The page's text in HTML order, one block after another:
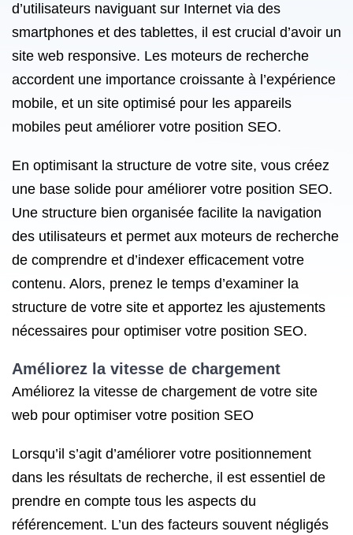
d’utilisateurs naviguant sur Internet via des
smartphones et des tablettes, il est crucial d’avoir un
site web responsive. Les moteurs de recherche
accordent une importance croissante à l’expérience
mobile, et un site optimisé pour les appareils
mobiles peut améliorer votre position SEO.
En optimisant la structure de votre site, vous créez
une base solide pour améliorer votre position SEO.
Une structure bien organisée facilite la navigation
des utilisateurs et permet aux moteurs de recherche
de comprendre et d’indexer efficacement votre
contenu. Alors, prenez le temps d’examiner la
structure de votre site et apportez les ajustements
nécessaires pour optimiser votre position SEO.
Améliorez la vitesse de chargement
Améliorez la vitesse de chargement de votre site
web pour optimiser votre position SEO
Lorsqu’il s’agit d’améliorer votre positionnement
dans les résultats de recherche, il est essentiel de
prendre en compte tous les aspects du
référencement. L’un des facteurs souvent négligés